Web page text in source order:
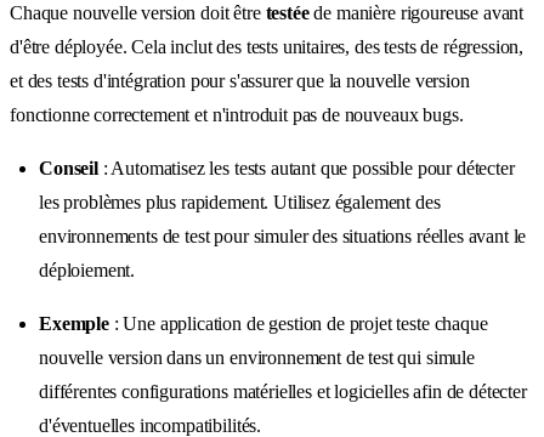
Chaque nouvelle version doit être testéede manière rigoureuse avant
d'être déployée. Cela inclut des tests unitaires, des tests de régression,
et des tests d'intégration pour s'assurer que la nouvelle version
fonctionne correctement et n'introduit pas de nouveaux bugs.
Conseil: Automatisez les tests autant que possible pour détecter
les problèmes plus rapidement. Utilisez également des
environnements de test pour simuler des situations réelles avant le
déploiement.
Exemple: Une application de gestion de projet teste chaque
nouvelle version dans un environnement de test qui simule
différentes configurations matérielles et logicielles afin de détecter
d'éventuelles incompatibilités.